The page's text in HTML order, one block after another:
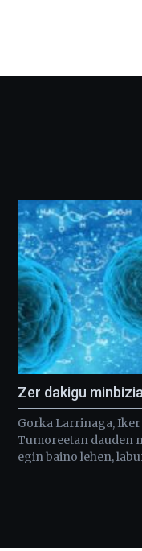
Zer dakigu
Gorka Larrinaga, Iker
Tumoreetan dauden
egin baino lehen,